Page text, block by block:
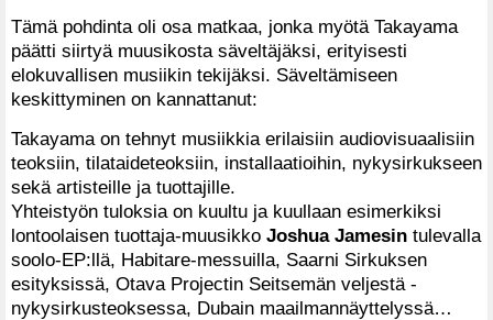
Tämä pohdinta oli osa matkaa, jonka myötä Takayama
päätti siirtyä muusikosta säveltäjäksi, erityisesti
elokuvallisen musiikin tekijäksi. Säveltämiseen
keskittyminen on kannattanut:
Takayama on tehnyt musiikkia erilaisiin audiovisuaalisiin
teoksiin, tilataideteoksiin, installaatioihin, nykysirkukseen
sekä artisteille ja tuottajille.
Yhteistyön tuloksia on kuultu ja kuullaan esimerkiksi
lontoolaisen tuottaja-muusikko Joshua Jamesin tulevalla
soolo-EP:llä, Habitare-messuilla, Saarni Sirkuksen
esityksissä, Otava Projectin Seitsemän veljestä -
nykysirkusteoksessa, Dubain maailmannäyttelyssä…